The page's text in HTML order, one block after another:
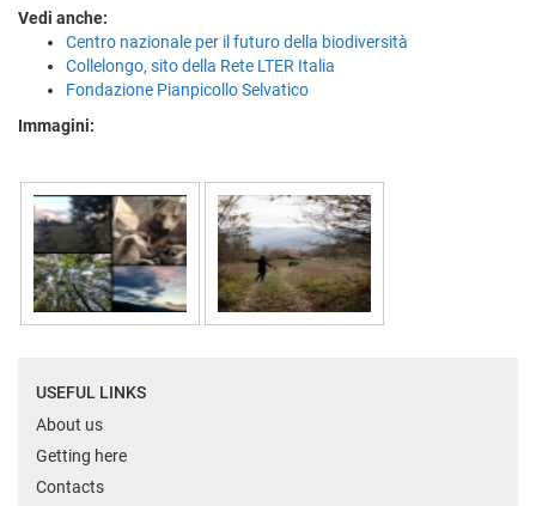
Vedi anche:
Centro nazionale per il futuro della biodiversità
Collelongo, sito della Rete LTER Italia
Fondazione Pianpicollo Selvatico
Immagini:
USEFUL LINKS
About us
Getting here
Contacts